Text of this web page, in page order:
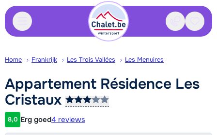
Contact
Home Frankrijk Les Trois Vallées Les Menuires
Appartement Résidence Les
Cristaux
Klantwaardering
8,0 Erg goed4 reviews